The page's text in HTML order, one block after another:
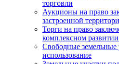
торговли
Аукционы на право
застроенной
Торги на право
комплексном
Свободные земельные
использование